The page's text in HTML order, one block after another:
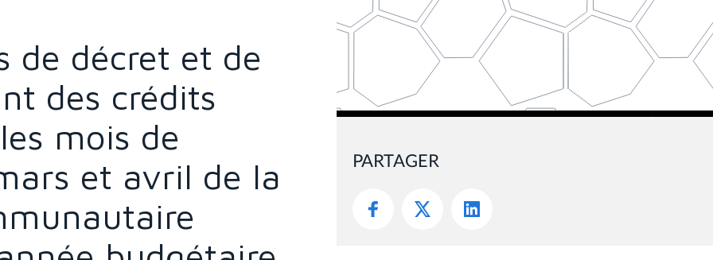
de décret et de
des crédits
mois de
et avril de la
PARTAGER